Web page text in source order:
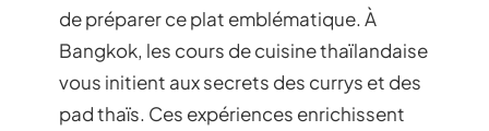
de préparer ce plat emblématique. À
Bangkok, les cours de cuisine thaïlandaise
vous initient aux secrets des currys et des
pad thaïs. Ces expériences enrichissent